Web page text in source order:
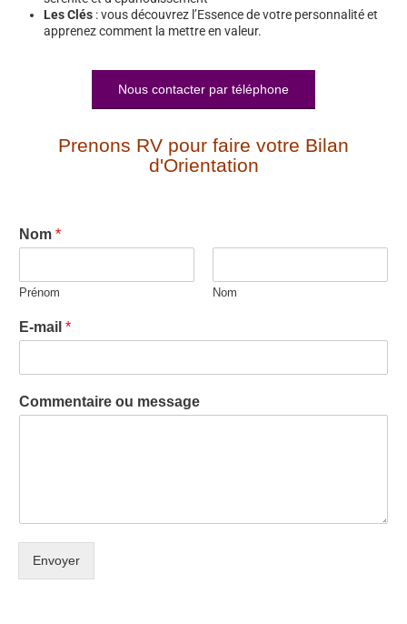
Les Clés : vous découvrez l’Essence de votre personnalité et
apprenez comment la mettre en valeur.
Nous contacter par téléphone
Prenons RV pour faire votre Bilan
d'Orientation
Nom *
Prénom Nom
E-mail *
Commentaire ou message
Envoyer